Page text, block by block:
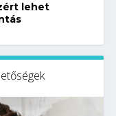
lehet